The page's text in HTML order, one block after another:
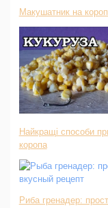
Макушатник на
Найкращі способи
коропа
Риба гренадер: